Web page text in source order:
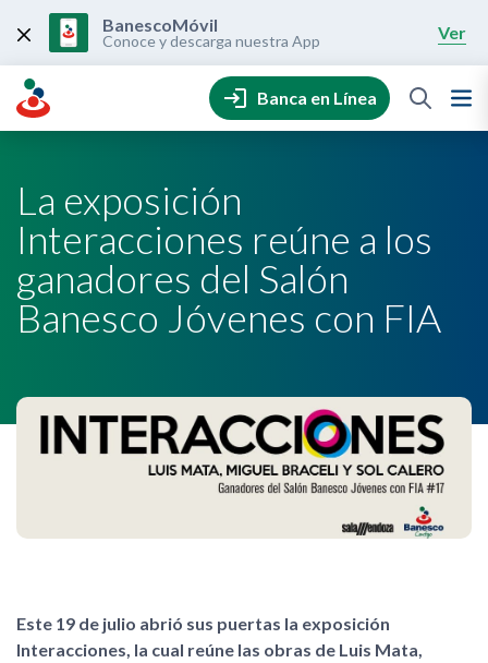
content
BanescoMóvil
Conoce y descarga nuestra App Ver
Banca en Línea
La exposición
Interacciones reúne a los
ganadores del Salón
Banesco Jóvenes con FIA
Este 19 de julio abrió sus puertas la exposición
Interacciones, la cual reúne las obras de Luis Mata,